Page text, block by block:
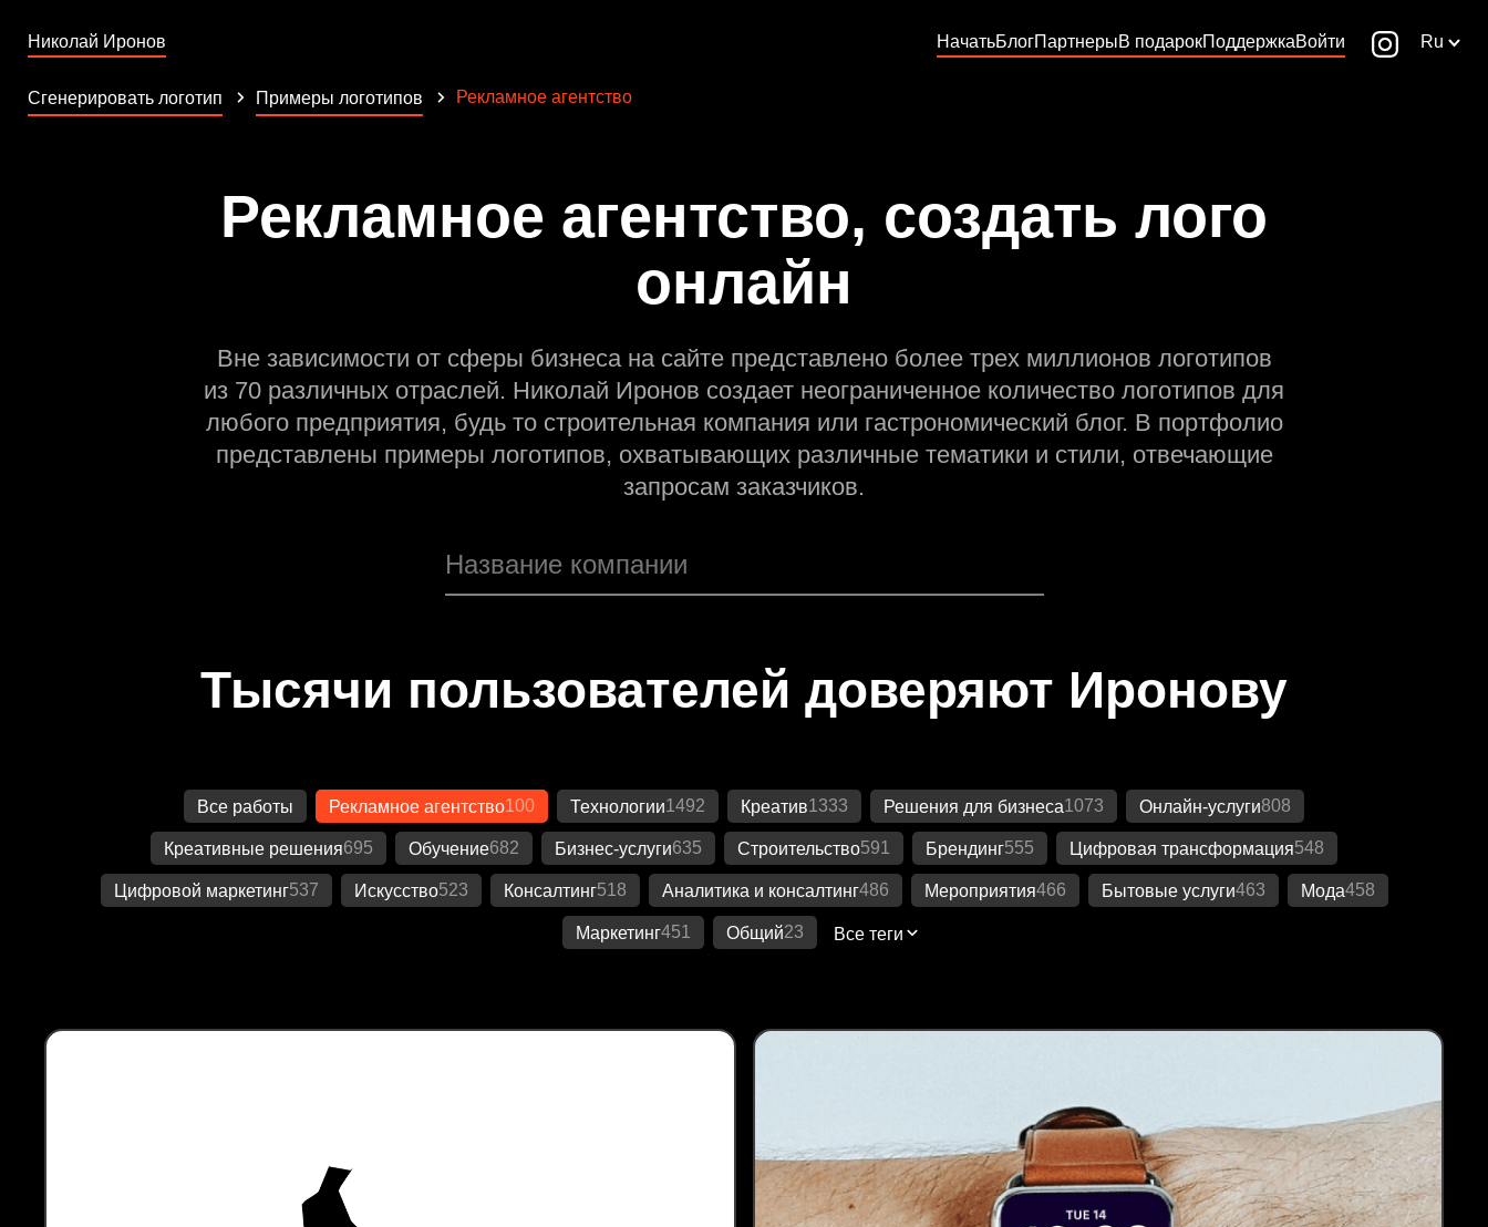
Николай Иронов НачатьБлогПартнерыВ подарокПоддержкаВойти Ru
Сгенерировать логотип Примеры логотипов Рекламное агентство
Рекламное агентство, создать лого
онлайн
Вне зависимости от сферы бизнеса на сайте представлено более трех миллионов логотипов
из 70 различных отраслей. Николай Иронов создает неограниченное количество логотипов для
любого предприятия, будь то строительная компания или гастрономический блог. В портфолио
представлены примеры логотипов, охватывающих различные тематики и стили, отвечающие
запросам заказчиков.
Тысячи пользователей доверяют Иронову
Все работы Рекламное агентство100 Технологии1492 Креатив1333 Решения для бизнеса1073 Онлайн-услуги808
Креативные решения695 Обучение682 Бизнес-услуги635 Строительство591 Брендинг555 Цифровая трансформация548
Цифровой маркетинг537 Искусство523 Консалтинг518 Аналитика и консалтинг486 Мероприятия466 Бытовые услуги463 Мода458
Маркетинг451 Общий23 Все теги